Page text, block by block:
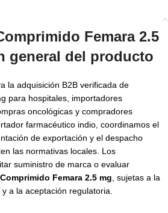
Femara 2.5
general del producto
la adquisición B2B verificada de
para hospitales, importadores
oncológicas y compradores
farmacéutico indio, coordinamos el
de exportación y el despacho
las normativas locales. Los
suministro de marca o evaluar
Femara 2.5 mg , sujetas a la
a la aceptación regulatoria.